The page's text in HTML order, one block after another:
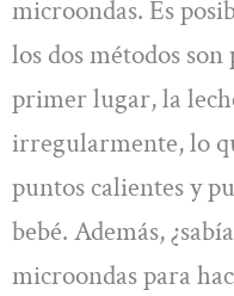
microondas. Es
los dos métodos
primer lugar, la
irregularmente, lo
puntos calientes y
bebé. Además,
microondas para